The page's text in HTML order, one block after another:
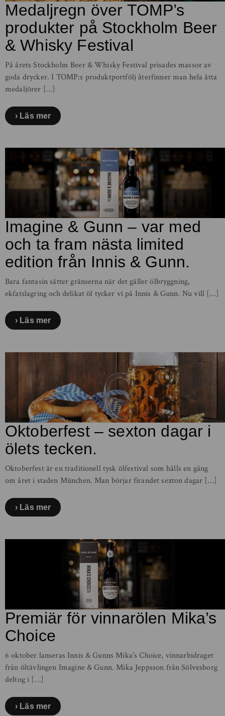
Medaljregn över TOMP’s
produkter på Stockholm Beer
& Whisky Festival
På årets Stockholm Beer & Whisky Festival prisades massor av
goda drycker. I TOMP:s produktportfölj återfinner man hela åtta
medaljörer […]
Läs mer
Imagine & Gunn – var med
och ta fram nästa limited
edition från Innis & Gunn.
Bara fantasin sätter gränserna när det gäller ölbryggning,
ekfatslagring och delikat öl tycker vi på Innis & Gunn. Nu vill […]
Läs mer
Oktoberfest – sexton dagar i
ölets tecken.
Oktoberfest är en traditionell tysk ölfestival som hålls en gång
om året i staden München. Man börjar firandet sexton dagar […]
Läs mer
Premiär för vinnarölen Mika’s
Choice
6 oktober lanseras Innis & Gunns Mika’s Choice, vinnarbidraget
från öltävlingen Imagine & Gunn. Mika Jeppsson från Sölvesborg
deltog i […]
Läs mer